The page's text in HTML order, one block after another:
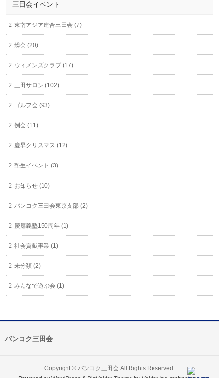
三田会イベント
東南アジア連合三田会 (7)
総会 (20)
ウィメンズクラブ (17)
三田サロン (102)
ゴルフ会 (93)
例会 (11)
慶早クリスマス (12)
塾生イベント (3)
お知らせ (10)
バンコク三田会東京支部 (2)
慶應義塾150周年 (1)
社会貢献事業 (1)
未分類 (2)
みんなで遊ぶ会 (1)
バンコク三田会
Copyright © バンコク三田会All Rights Reserved.